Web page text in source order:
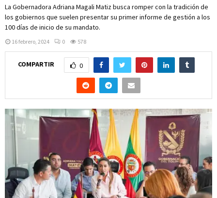
La Gobernadora Adriana Magali Matiz busca romper con la tradición de
los gobiernos que suelen presentar su primer informe de gestión a los
100 días de inicio de su mandato.
16 febrero, 2024 0 578
COMPARTIR 0